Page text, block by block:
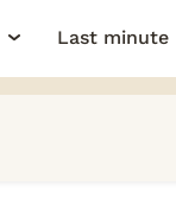
Last minute